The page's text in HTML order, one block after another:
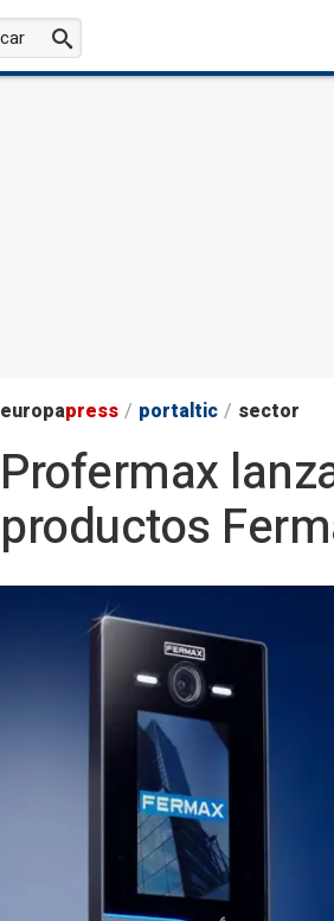
europapress / portaltic / sector
Profermax
productos